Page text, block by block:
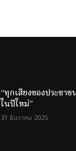
“ทุกเสียงของประชา
ในปีใหม่”
31 ธันวาคม 2025